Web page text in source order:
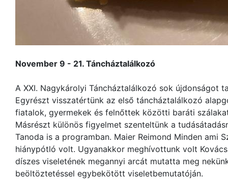
November 9 - 21. Táncháztalálkozó
A XXI. Nagykárolyi Táncháztalálkozó sok újdonságot
Egyrészt visszatértünk az első táncháztalálkozó
fiatalok, gyermekek és felnőttek közötti baráti
Másrészt különös figyelmet szenteltünk a
Tanoda is a programban. Maier Reimond Minden ami
hiánypótló volt. Ugyanakkor meghívottunk volt
díszes viseletének megannyi arcát mutatta meg
beöltöztetéssel egybekötött viseletbemutatóján.